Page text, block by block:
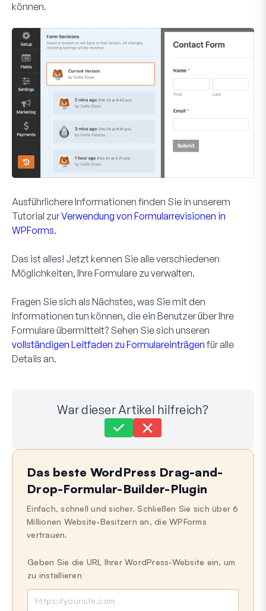
können.
Ausführlichere Informationen finden Sie in unserem
Tutorial zurVerwendung von Formularrevisionen in
WPForms.
Das ist alles! Jetzt kennen Sie alle verschiedenen
Möglichkeiten, Ihre Formulare zu verwalten.
Fragen Sie sich als Nächstes, was Sie mit den
Informationen tun können, die ein Benutzer über Ihre
Formulare übermittelt? Sehen Sie sich unseren
vollständigen Leitfaden zu Formulareinträgenfür alle
Details an.
War dieser Artikel hilfreich?
Immer noch festgefahren?
Zuletzt aktualisiert am 14. Juli 2026
Das beste WordPress Drag-and-
Drop-Formular-Builder-Plugin
Einfach, schnell und sicher. Schließen Sie sich über 6
Millionen Website-Besitzern an, die WPForms
vertrauen.
Geben Sie die URL Ihrer WordPress-Website ein, um
zu installieren